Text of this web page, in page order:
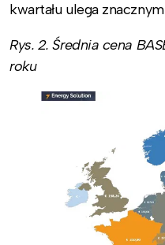
kwartału ulega
Rys. 2. Średnia cena
roku